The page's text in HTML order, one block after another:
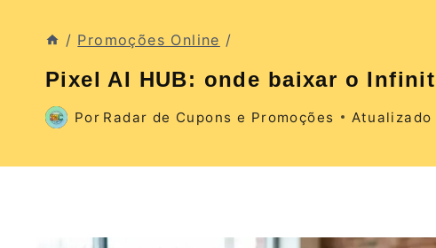
/ Promoções Online /
Pixel AI HUB: onde baixar o
Por Radar de Cupons e Promoções Atualizado